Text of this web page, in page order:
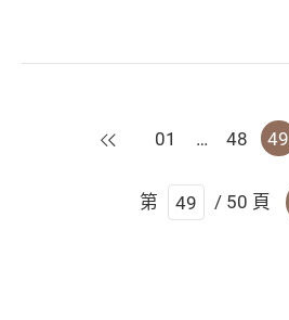
上一頁
01 … 48 49
第 / 50 頁